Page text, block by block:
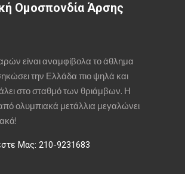
Ομοσπονδία Άρσης
είναι αναμφίβολα το άθλημα
την Ελλάδα πιο ψηλά και
στο σταθμό των θριάμβων. Η
ολυμπιακά μετάλλια μεγαλώνει
Μας: 210-9231683